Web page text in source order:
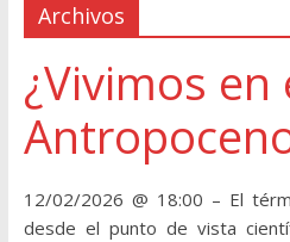
Archivos
¿Vivimos en
12/02/2026 @ 18:00 – El
desde el punto de vista